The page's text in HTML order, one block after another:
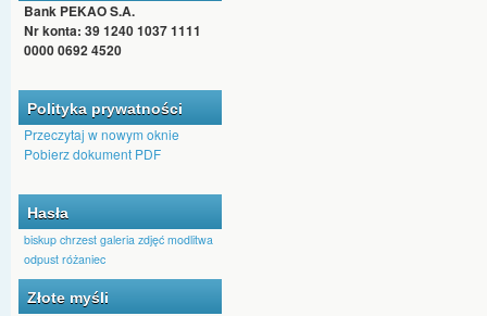
Bank PEKAO S.A.
Nr konta: 39 1240 1037 1111
0000 0692 4520
Polityka prywatności
Przeczytaj w nowym oknie
Pobierz dokument PDF
Hasła
biskup chrzest galeria zdjęć modlitwa
odpust różaniec
Złote myśli